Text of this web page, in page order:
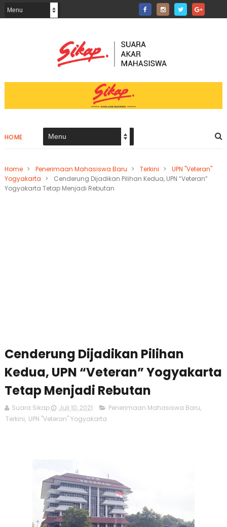
HOME
Home > Penerimaan Mahasiswa Baru > Terkini >
UPN "Veteran"
Yogyakarta >
Cenderung Dijadikan Pilihan Kedua, UPN “Veteran”
Yogyakarta Tetap Menjadi Rebutan
Cenderung Dijadikan Pilihan
Kedua, UPN “Veteran” Yogyakarta
Tetap Menjadi Rebutan
Suara Sikap Juli 10, 2021 Penerimaan Mahasiswa Baru,
Terkini, UPN "Veteran" Yogyakarta